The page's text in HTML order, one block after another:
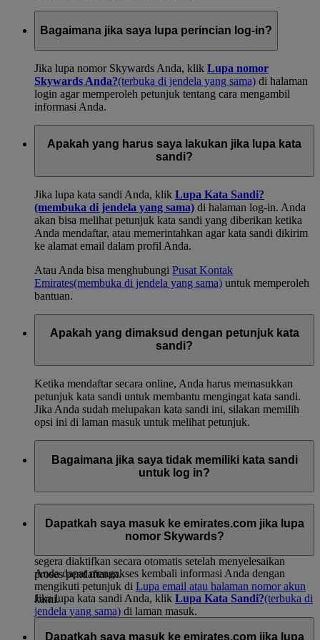
Bagaimana jika saya lupa perincian log-in?
Jika lupa nomor Skywards Anda, klik Lupa nomor
Skywards Anda?(terbuka di jendela yang sama) di halaman
login agar memperoleh petunjuk tentang cara mengambil
informasi Anda.
Apakah yang harus saya lakukan jika lupa kata
sandi?
Jika lupa kata sandi Anda, klik Lupa Kata Sandi?
(membuka di jendela yang sama) di halaman log-in. Anda
akan bisa melihat petunjuk kata sandi yang diberikan ketika
Anda mendaftar, atau memerintahkan agar kata sandi dikirim
ke alamat email dalam profil Anda.
Atau Anda bisa menghubungi Pusat Kontak
Emirates(membuka di jendela yang sama) untuk memperoleh
bantuan.
Apakah yang dimaksud dengan petunjuk kata
sandi?
Ketika mendaftar secara online, Anda harus memasukkan
petunjuk kata sandi untuk membantu mengingat kata sandi.
Jika Anda sudah melupakan kata sandi ini, silakan memilih
opsi ini di laman masuk untuk melihat petunjuk.
Bagaimana jika saya tidak memiliki kata sandi
untuk log in?
in atau dari bahan promosi, silakan masuk ke laman aktivasi
online mudah kami dan memulai. Saat Anda
segera diaktifkan secara otomatis setelah menyelesaikan
proses pendaftaran.
Jika lupa kata sandi Anda, klik Lupa Kata Sandi?(terbuka di
jendela yang sama) di laman masuk.
Selain itu, Anda dapat menghubungiPusat Kontak
Dapatkah saya masuk ke emirates.com jika lupa
nomor Skywards?
Anda dapat mengakses kembali informasi Anda dengan
mengikuti petunjuk di Lupa email atau halaman nomor akun
kami.
Dapatkah saya masuk ke emirates.com jika lupa